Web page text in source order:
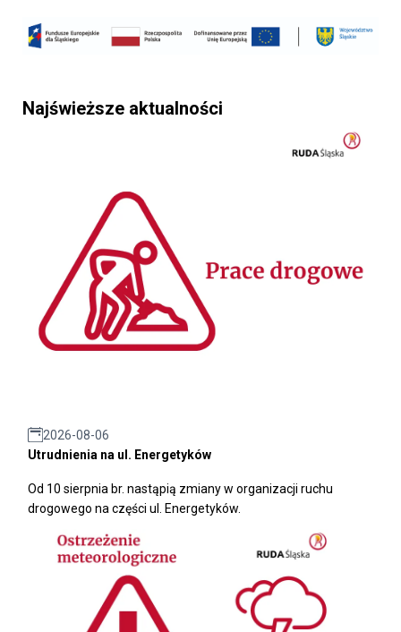
Najświeższe aktualności
2026-08-06
Utrudnienia na ul. Energetyków
Od 10 sierpnia br. nastąpią zmiany w organizacji ruchu
drogowego na części ul. Energetyków.